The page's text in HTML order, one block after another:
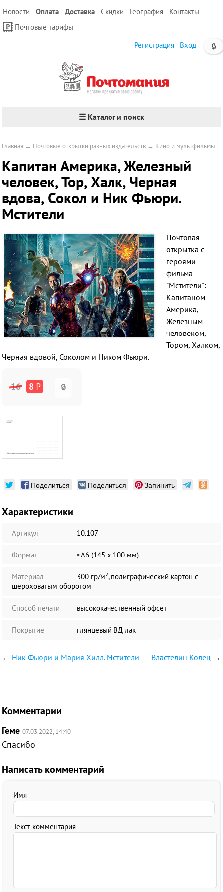
Новости Оплата Доставка Скидки География
Контакты
Почтовые тарифы
🔒
Регистрация Вход
☰ Каталог и поиск
Главная → Почтовые открытки разных издательств → Кино и мультфильмы
Капитан Америка, Железный
человек, Тор, Халк, Черная
вдова, Сокол и Ник Фьюри.
Мстители
Почтовая
открытка с
героями
фильма
"Мстители":
Капитаном
Америка,
Железным
человеком,
Тором, Халком,
Черная вдовой, Соколом и Ником Фьюри.
16 8 ₽ 🔒
Поделиться Поделиться Запинить
Характеристики
Артикул 10.107
Формат ≈А6 (145 х 100 мм)
Материал
300 гр/м², полиграфический картон с
шероховатым оборотом
Способ печати высококачественный офсет
Покрытие глянцевый ВД лак
← Ник Фьюри и Мария Хилл. Мстители Властелин Колец →
Комментарии
Геме 07.03.2022, 14:40
Спасибо
Написать комментарий
Имя
Текст комментария